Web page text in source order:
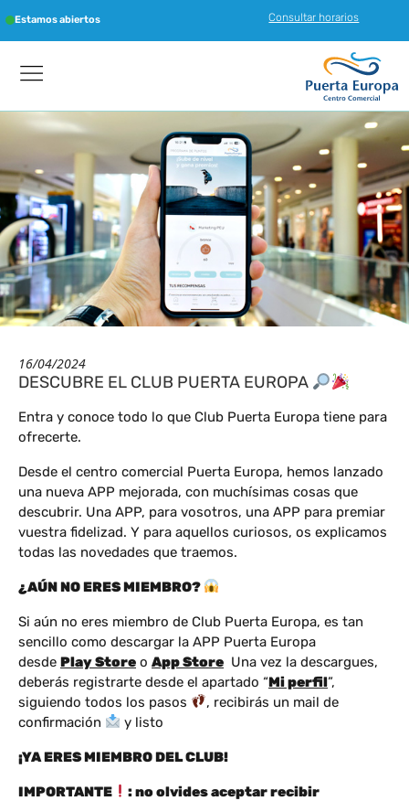
Estamos abiertos Consultar horarios
16/04/2024
DESCUBRE EL CLUB PUERTA EUROPA
Entra y conoce todo lo que Club Puerta Europa tiene para
ofrecerte.
Desde el centro comercial Puerta Europa, hemos lanzado
una nueva APP mejorada, con muchísimas cosas que
descubrir. Una APP, para vosotros, una APP para premiar
vuestra fidelizad. Y para aquellos curiosos, os explicamos
todas las novedades que traemos.
¿AÚN NO ERES MIEMBRO?
Si aún no eres miembro de Club Puerta Europa, es tan
sencillo como descargar la APP Puerta Europa
desde Play Store o App Store Una vez la descargues,
deberás registrarte desde el apartado “Mi perfil”,
siguiendo todos los pasos
, recibirás un mail de
confirmación
y listo
¡YA ERES MIEMBRO DEL CLUB!
IMPORTANTE
: no olvides aceptar recibir